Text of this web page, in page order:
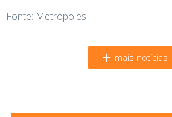
Fonte: Metrópoles
mais notícias